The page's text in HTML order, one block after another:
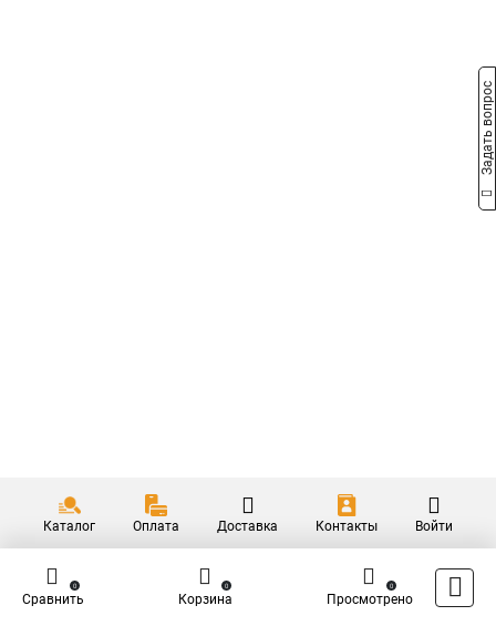
Каталог Оплата Доставка Контакты Войти
Сравнить
0
Корзина
0
Просмотрено
0
Задать вопрос